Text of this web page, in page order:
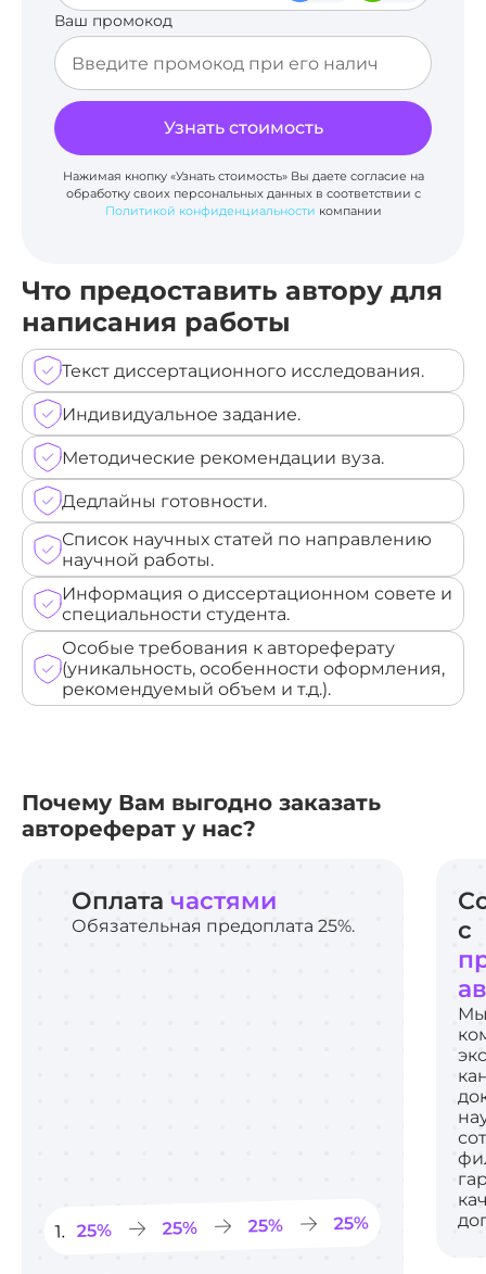
Что предоставить автору для
написания работы
Текст диссертационного исследования.
Индивидуальное задание.
Методические рекомендации вуза.
Дедлайны готовности.
Список научных статей по направлению
научной работы.
Информация о диссертационном совете и
специальности студента.
Особые требования к автореферату
(уникальность, особенности оформления,
рекомендуемый объем и т.д.).
Ваш промокод
Узнать стоимость
Нажимая кнопку «Узнать стоимость» Вы даете согласие на
обработку своих персональных данных в соответствии с
Политикой конфиденциальности компании
Почему Вам выгодно заказать
автореферат у нас?
Оплата частями
Обязательная предоплата 25%.
с